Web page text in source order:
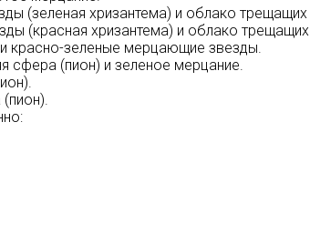
(зеленая хризантема) и облако
(красная хризантема) и облако
красно-зеленые мерцающие звезды.
сфера (пион) и зеленое мерцание.